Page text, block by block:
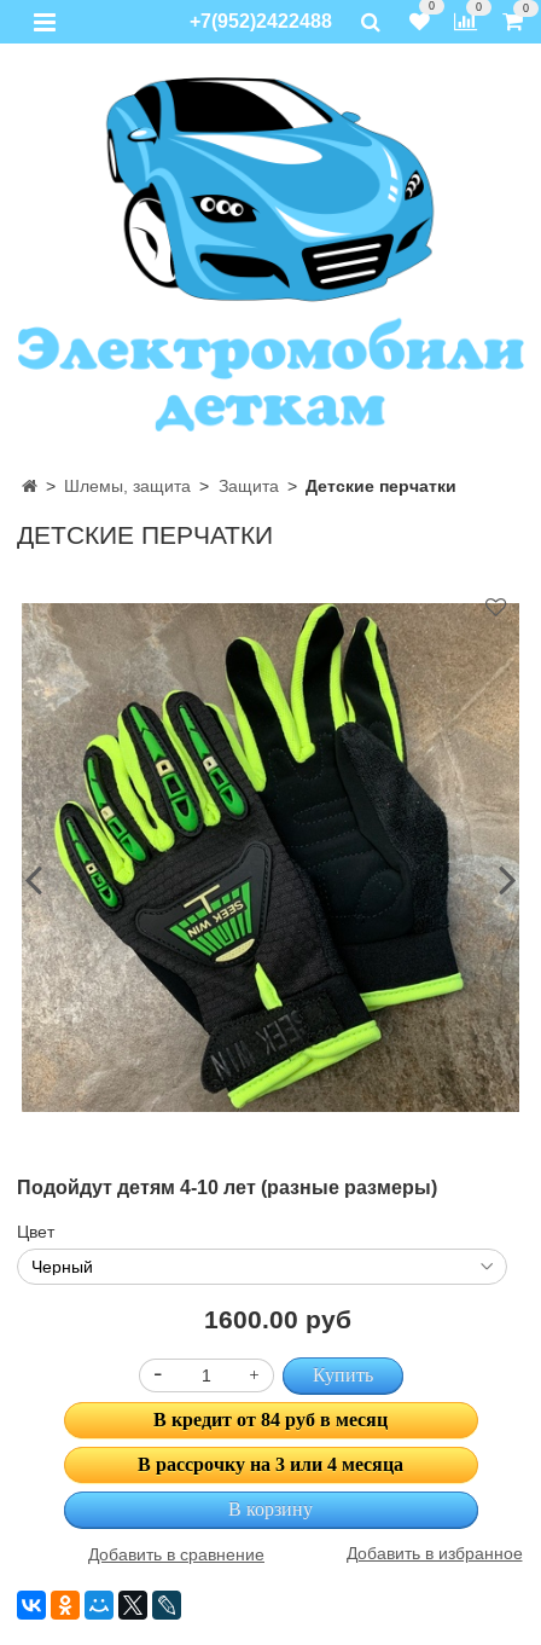
+7(952)2422488
0 0 0
Шлемы, защита Защита Детские перчатки
ДЕТСКИЕ ПЕРЧАТКИ
Подойдут детям 4-10 лет (разные размеры)
Цвет
1600.00 руб
Купить
В кредит от 84 руб в месяц
В рассрочку на 3 или 4 месяца
В корзину
Добавить в сравнение Добавить в избранное